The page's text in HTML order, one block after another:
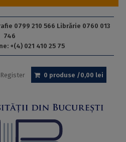
0799 210 566 Librărie 0760 013
746
+(4) 021 410 25 75
0 produse /0,00 lei